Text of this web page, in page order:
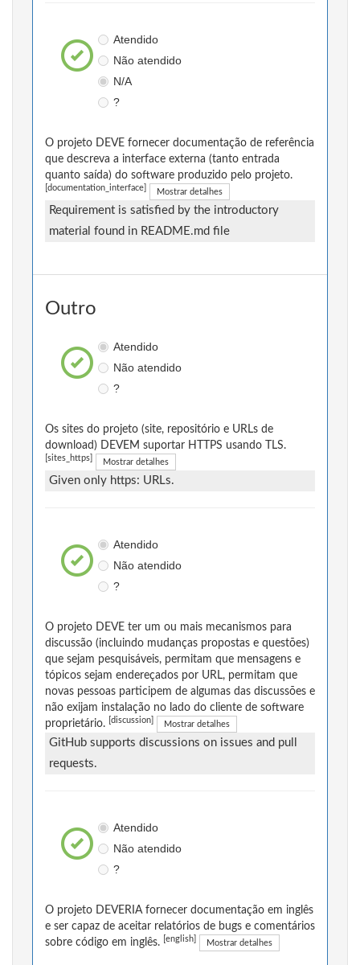
Atendido
Não atendido
N/A
?
O projeto DEVE fornecer documentação de referência
que descreva a interface externa (tanto entrada
quanto saída) do software produzido pelo projeto.
[documentation_interface] Mostrar detalhes
Requirement is satisfied by the introductory
material found in README.md file
Outro
Atendido
Não atendido
?
Os sites do projeto (site, repositório e URLs de
download) DEVEM suportar HTTPS usando TLS.
[sites_https] Mostrar detalhes
Given only https: URLs.
Atendido
Não atendido
?
O projeto DEVE ter um ou mais mecanismos para
discussão (incluindo mudanças propostas e questões)
que sejam pesquisáveis, permitam que mensagens e
tópicos sejam endereçados por URL, permitam que
novas pessoas participem de algumas das discussões e
não exijam instalação no lado do cliente de software
proprietário.
[discussion] Mostrar detalhes
GitHub supports discussions on issues and pull
requests.
Atendido
Não atendido
?
O projeto DEVERIA fornecer documentação em inglês
e ser capaz de aceitar relatórios de bugs e comentários
sobre código em inglês.
[english] Mostrar detalhes